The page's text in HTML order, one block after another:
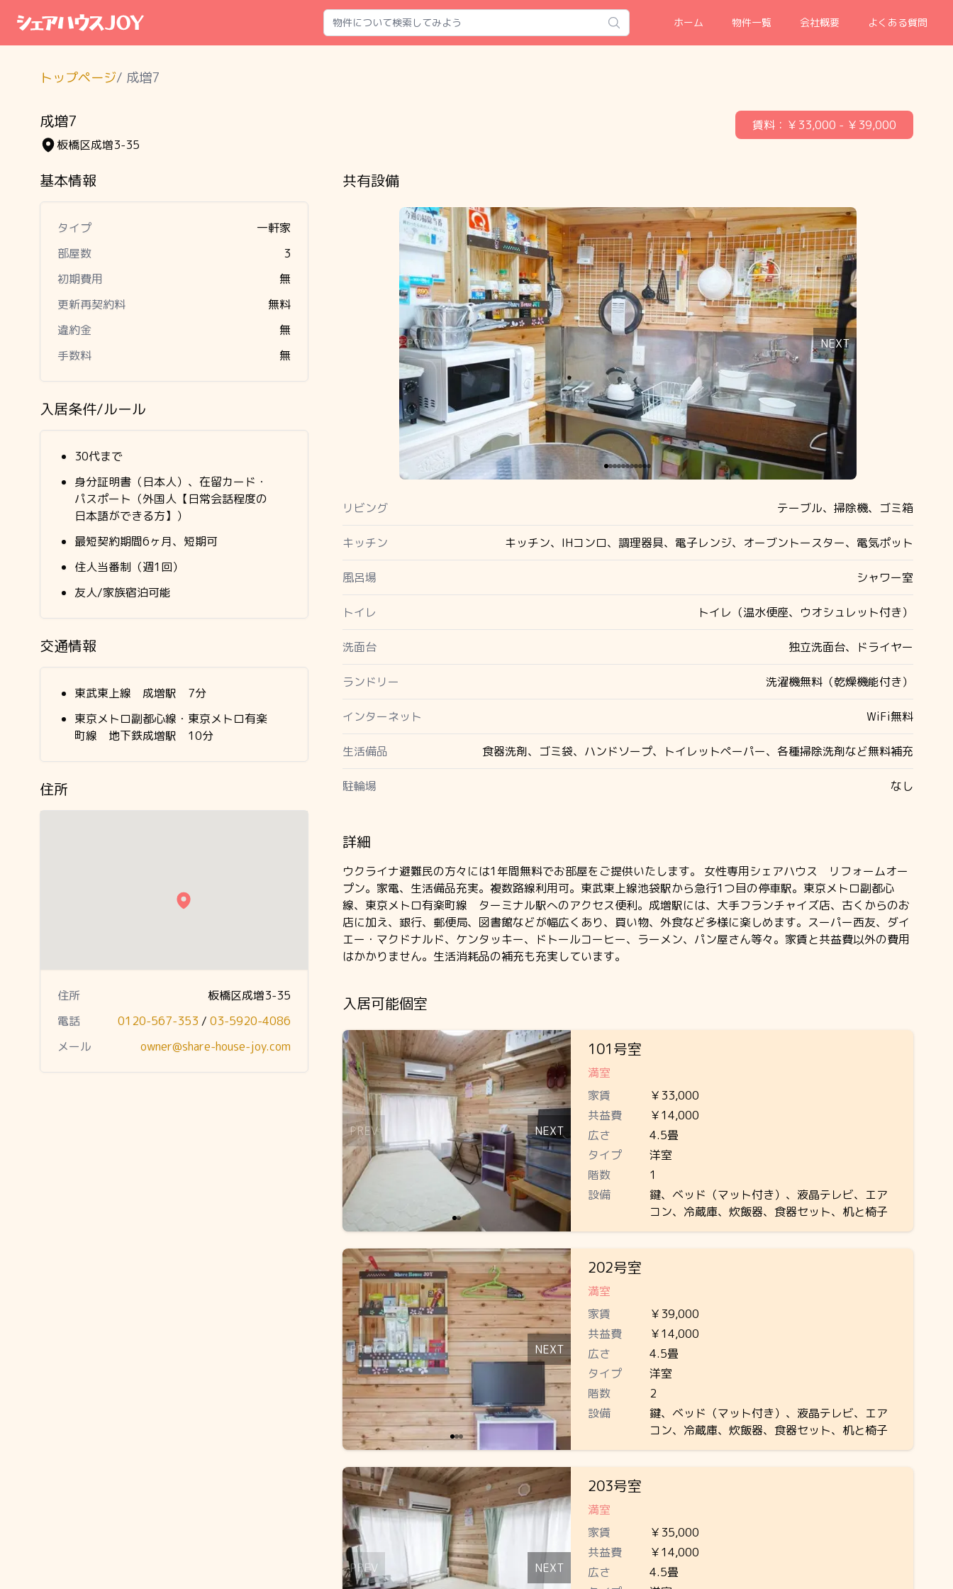
Search ホーム 物件一覧 会社概要 よくある質問
トップページ/ 成増7
成増7
板橋区成増3-35
賃料： ￥33,000 - ￥39,000
基本情報
タイプ
一軒家
部屋数
3
初期費用
無
更新再契約料
無料
違約金
無
手数料
無
入居条件/ルール
30代まで
身分証明書（日本人）、在留カード・
パスポート（外国人【日常会話程度の
日本語ができる方】）
最短契約期間6ヶ月、短期可
住人当番制（週1回）
友人/家族宿泊可能
交通情報
東武東上線 成増駅 7分
東京メトロ副都心線・東京メトロ有楽
町線 地下鉄成増駅 10分
住所
住所
板橋区成増3-35
電話
0120-567-353 / 03-5920-4086
メール
owner@share-house-joy.com
共有設備
Slide 1 of 11
PREV NEXT
リビング テーブル、掃除機、ゴミ箱
キッチン キッチン、IHコンロ、調理器具、電子レンジ、オーブントースター、電気ポット
風呂場 シャワー室
トイレ トイレ（温水便座、ウオシュレット付き）
洗面台 独立洗面台、ドライヤー
ランドリー 洗濯機無料（乾燥機能付き）
インターネット WiFi無料
生活備品 食器洗剤、ゴミ袋、ハンドソープ、トイレットペーパー、各種掃除洗剤など無料補充
駐輪場 なし
詳細
ウクライナ避難民の方々には1年間無料でお部屋をご提供いたします。 女性専用シェアハウス リフォームオー
プン。家電、生活備品充実。複数路線利用可。東武東上線池袋駅から急行1つ目の停車駅。東京メトロ副都心
線、東京メトロ有楽町線 ターミナル駅へのアクセス便利。成増駅には、大手フランチャイズ店、古くからのお
店に加え、銀行、郵便局、図書館などが幅広くあり、買い物、外食など多様に楽しめます。スーパー西友、ダイ
エー・マクドナルド、ケンタッキー、ドトールコーヒー、ラーメン、パン屋さん等々。家賃と共益費以外の費用
はかかりません。生活消耗品の補充も充実しています。
入居可能個室
Slide 1 of 2
PREV NEXT
101号室
満室
家賃
￥33,000
共益費
￥14,000
広さ
4.5畳
タイプ
洋室
階数
1
設備
鍵、ベッド（マット付き）、液晶テレビ、エア
コン、冷蔵庫、炊飯器、食器セット、机と椅子
Slide 1 of 3
PREV NEXT
202号室
満室
家賃
￥39,000
共益費
￥14,000
広さ
4.5畳
タイプ
洋室
階数
2
設備
鍵、ベッド（マット付き）、液晶テレビ、エア
コン、冷蔵庫、炊飯器、食器セット、机と椅子
Slide 1 of 2
PREV NEXT
203号室
満室
家賃
￥35,000
共益費
￥14,000
広さ
4.5畳